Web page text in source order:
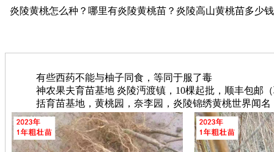
炎陵黄桃怎么种？哪里有炎陵黄桃苗？炎陵高山黄桃苗多少
有些西药不能与柚子同食，等同于服了毒
神农果夫育苗基地 炎陵沔渡镇，10棵起批，顺丰包邮
括育苗基地，黄桃园，奈李园，炎陵锦绣黄桃世界闻名